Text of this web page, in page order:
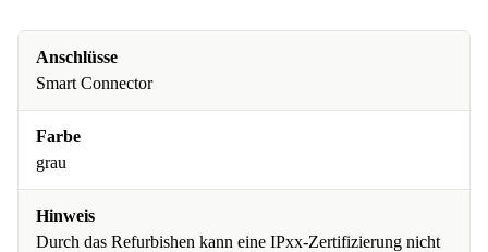
Anschlüsse
Smart Connector
Farbe
grau
Hinweis
Durch das Refurbishen kann eine IPxx-Zertifizierung nicht